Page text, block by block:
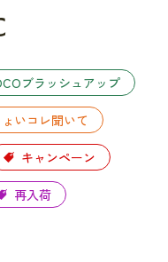
ブラッシュアップ
いコレ聞いて
キャンペーン
再入荷